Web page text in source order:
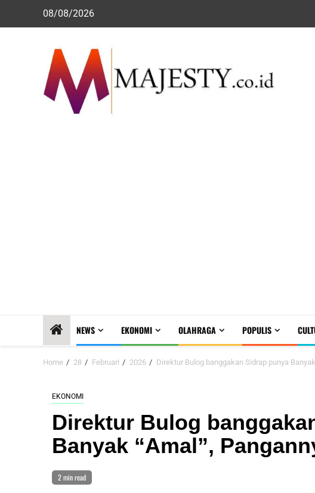
08/08/2026
NEWS EKONOMI OLAHRAGA POPULIS
Home 28 Februari 2026 Direktur Bulog banggakan Sidrap punya
EKONOMI
Direktur Bulog
Banyak “Amal”,
2 min read